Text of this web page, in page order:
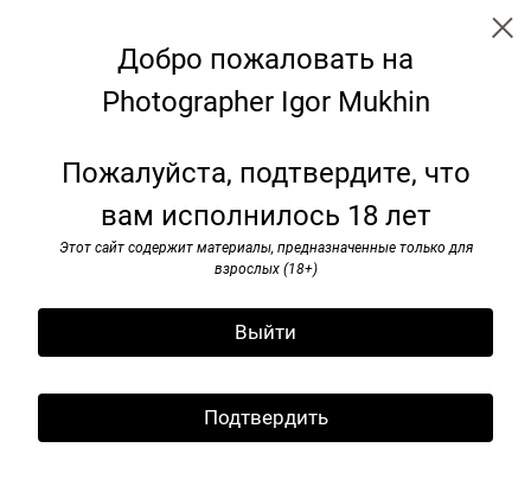
Добро пожаловать на
Photographer Igor Mukhin
Пожалуйста, подтвердите, что
вам исполнилось 18 лет
Этот сайт содержит материалы, предназначенные только для
взрослых (18+)
Выйти
Подтвердить
Paris. 1999